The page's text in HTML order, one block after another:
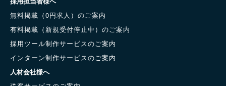
無料掲載（0円求人）のご案内
有料掲載（新規受付停止中）のご案内
採用ツール制作サービスのご案内
インターン制作サービスのご案内
人材会社様へ